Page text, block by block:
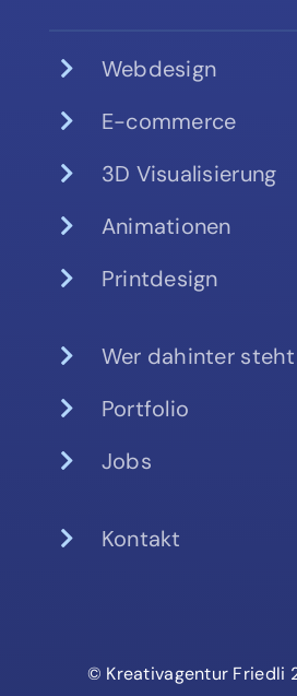
Webdesign
E-commerce
3D Visualisierung
Animationen
Printdesign
Wer dahinter steht
Portfolio
Jobs
Kontakt
© Kreativagentur Friedli